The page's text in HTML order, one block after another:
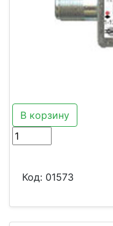
В корзину
Код: 01573